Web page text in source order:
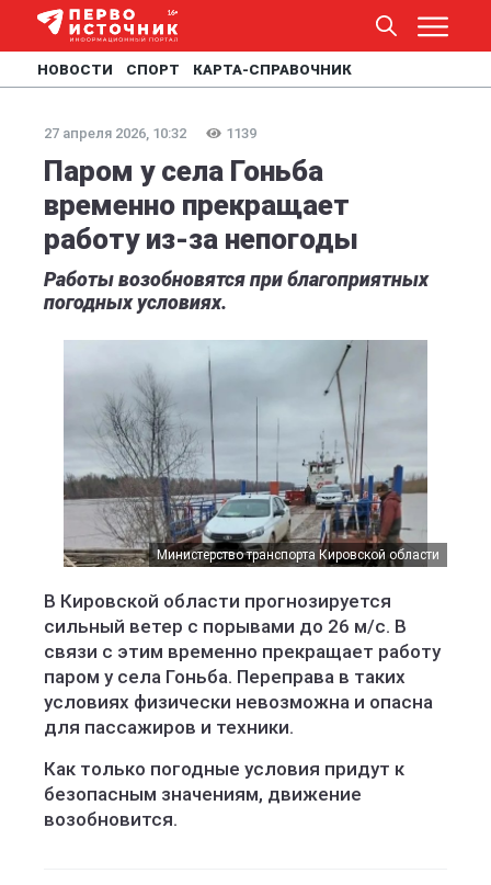
НОВОСТИ СПОРТ КАРТА-СПРАВОЧНИК
27 апреля 2026, 10:32 1139
Паром у села Гоньба
временно прекращает
работу из-за непогоды
Работы возобновятся при благоприятных
погодных условиях.
Министерство транспорта Кировской области
В Кировской области прогнозируется
сильный ветер с порывами до 26 м/с. В
связи с этим временно прекращает работу
паром у села Гоньба. Переправа в таких
условиях физически невозможна и опасна
для пассажиров и техники.
Как только погодные условия придут к
безопасным значениям, движение
возобновится.